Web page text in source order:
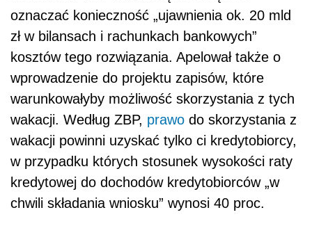
oznaczać konieczność „ujawnienia ok. 20 mld
zł w bilansach i rachunkach bankowych”
kosztów tego rozwiązania. Apelował także o
wprowadzenie do projektu zapisów, które
warunkowałyby możliwość skorzystania z tych
wakacji. Według ZBP, prawo do skorzystania z
wakacji powinni uzyskać tylko ci kredytobiorcy,
w przypadku których stosunek wysokości raty
kredytowej do dochodów kredytobiorców „w
chwili składania wniosku” wynosi 40 proc.